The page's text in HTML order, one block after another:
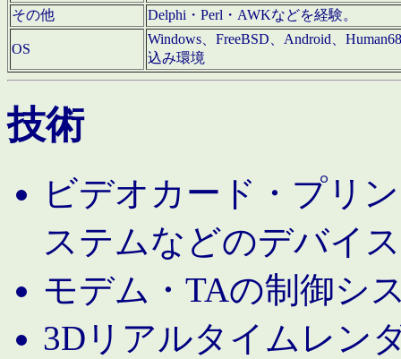
その他
Delphi・Perl・AWKなどを経験。
OS
Windows、FreeBSD、Android、
込み環境
技術
ビデオカード・プリ
ステムなどのデバイ
モデム・TAの制御シ
3Dリアルタイムレン